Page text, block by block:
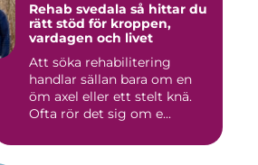
Rehab svedala så hittar du
rätt stöd för kroppen,
vardagen och livet
Att söka rehabilitering
handlar sällan bara om en
öm axel eller ett stelt knä.
Ofta rör det sig om e...